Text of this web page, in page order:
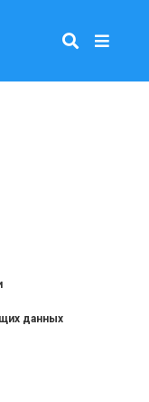
данных